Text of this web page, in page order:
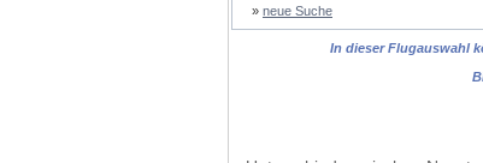
» neue Suche
In dieser Flugauswahl